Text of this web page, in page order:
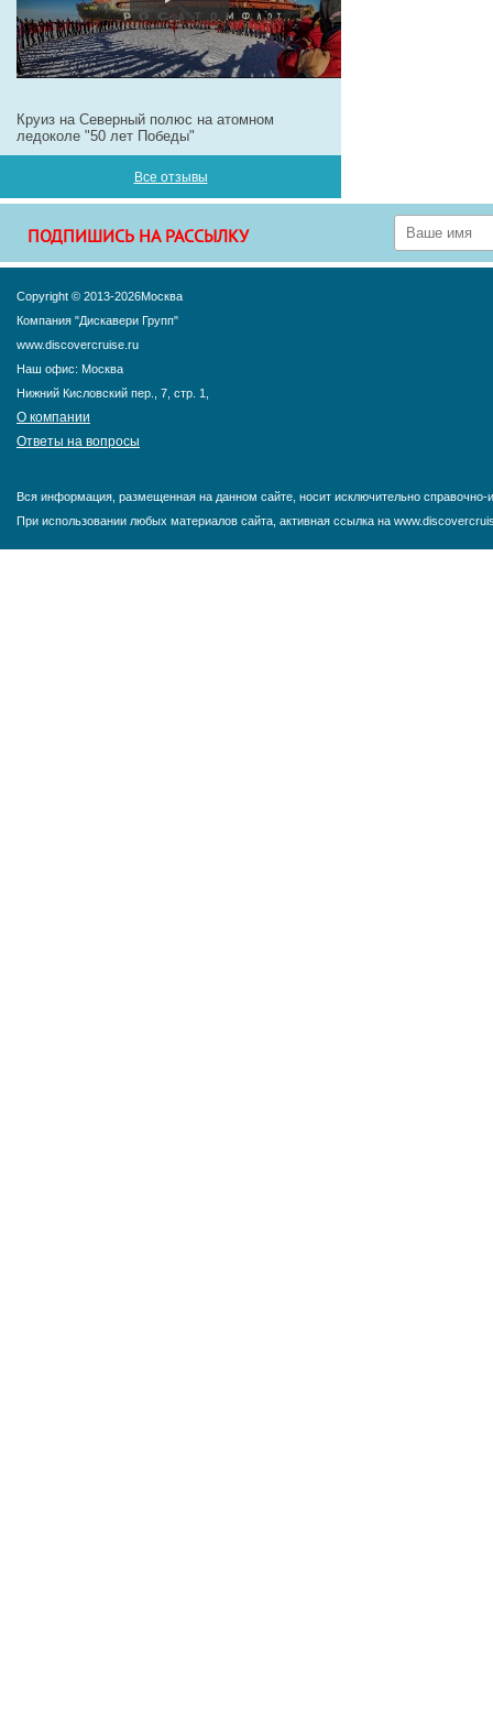
Круиз на Северный полюс на атомном
ледоколе "50 лет Победы"
Все отзывы
ПОДПИШИСЬ НА РАССЫЛКУ
Copyright © 2013-2026Москва
Компания "Дискавери Групп"
www.discovercruise.ru
Наш офис: Москва
Нижний Кисловский пер., 7, стр. 1,
О компании
Ответы на вопросы
Вся информация, размещенная на данном сайте, носит исключительно
При использовании любых материалов сайта, активная ссылка на